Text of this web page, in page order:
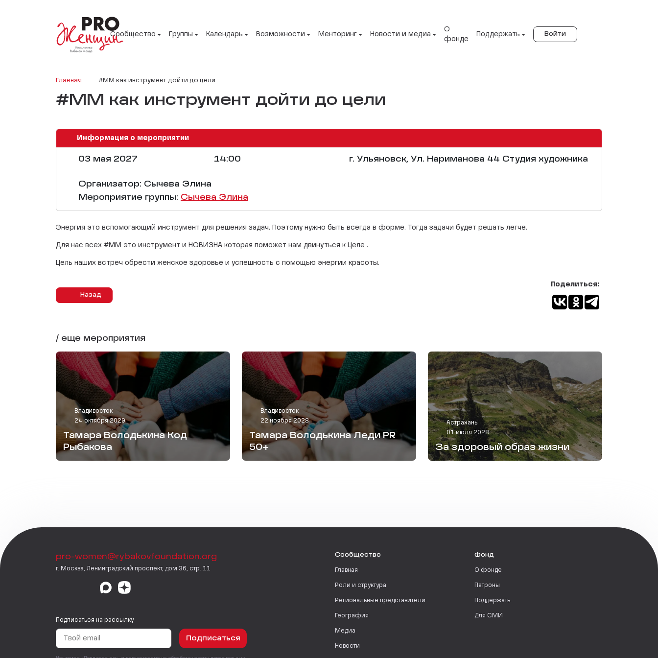
Сообщество Группы Календарь Возможности Менторинг Новости и медиа
О
фонде
Поддержать Войти
Главная #ММ как инструмент дойти до цели
#ММ как инструмент дойти до цели
Информация о мероприятии
03 мая 2027 14:00 г. Ульяновск, Ул. Нариманова 44 Студия художника
Организатор: Сычева Элина
Мероприятие группы: Сычева Элина
Энергия это вспомогающий инструмент для решения задач. Поэтому нужно быть всегда в форме. Тогда задачи будет решать легче.
Для нас всех #ММ это инструмент и НОВИЗНА которая поможет нам двинуться к Целе .
Цель наших встреч обрести женское здоровье и успешность с помощью энергии красоты.
Назад
Поделиться:
/ еще мероприятия
Владивосток
24 октября 2029
Тамара Володькина Код
Рыбакова
Владивосток
22 ноября 2028
Тамара Володькина Леди PR
50+
Астрахань
01 июля 2028
За здоровый образ жизни
pro-women@rybakovfoundation.org
г. Москва, Ленинградский проспект, дом 36, стр. 11
Подписаться на рассылку
Подписаться
Сообщество
Главная
Роли и структура
Региональные представители
География
Медиа
Новости
Фонд
О фонде
Патроны
Поддержать
Для СМИ